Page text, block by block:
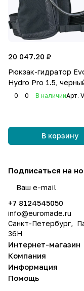
20 047.20 ₽
Рюкзак-гидратор
Hydro Pro 1.5,
0 0 В наличииАрт.
В корзину
Подписаться на
+7 8124545050
info@euromade.ru
Санкт-Петербург,
36Н
Интернет-магазин
Компания
Информация
Помощь